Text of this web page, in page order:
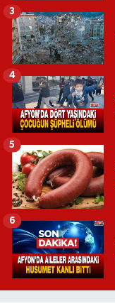
3
4
5
6